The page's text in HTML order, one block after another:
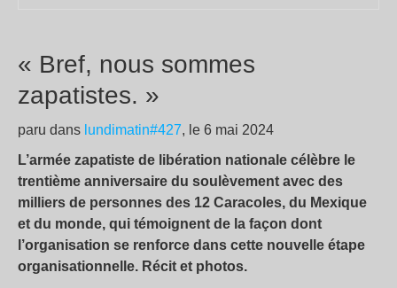
« Bref, nous sommes
zapatistes. »
paru dans lundimatin#427, le 6 mai 2024
L’armée zapatiste de libération nationale célèbre le
trentième anniversaire du soulèvement avec des
milliers de personnes des 12 Caracoles, du Mexique
et du monde, qui témoignent de la façon dont
l’organisation se renforce dans cette nouvelle étape
organisationnelle. Récit et photos.